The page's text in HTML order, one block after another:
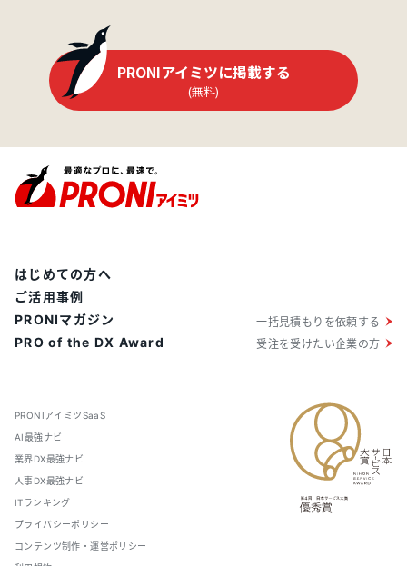
PRONIアイミツに掲載する
(無料)
PRONIアイミツSaaS
AI最強ナビ
業界DX最強ナビ
人事DX最強ナビ
ITランキング
プライバシーポリシー
コンテンツ制作・運営ポリシー
はじめての方へ
ご活用事例
PRONIマガジン
PRO of the DX Award
一括見積もりを依頼する
受注を受けたい企業の方